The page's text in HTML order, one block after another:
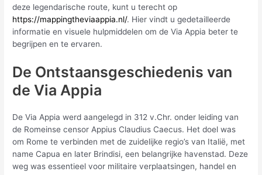
deze legendarische route, kunt u terecht op
https://mappingtheviaappia.nl/. Hier vindt u gedetailleerde
informatie en visuele hulpmiddelen om de Via Appia beter te
begrijpen en te ervaren.
De Ontstaansgeschiedenis van
de Via Appia
De Via Appia werd aangelegd in 312 v.Chr. onder leiding van
de Romeinse censor Appius Claudius Caecus. Het doel was
om Rome te verbinden met de zuidelijke regio’s van Italië, met
name Capua en later Brindisi, een belangrijke havenstad. Deze
weg was essentieel voor militaire verplaatsingen, handel en